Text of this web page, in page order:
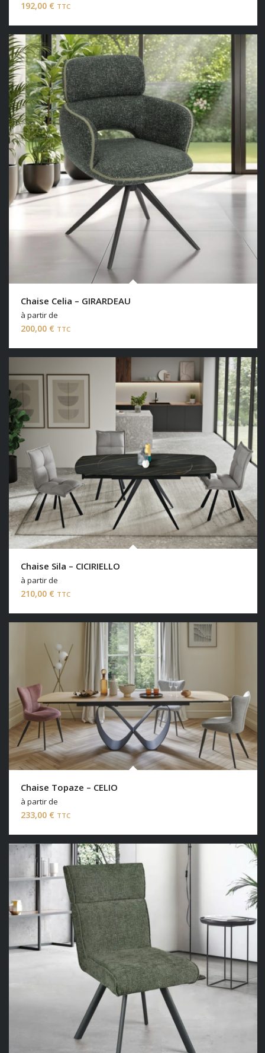
192,00 € TTC
Chaise Celia – GIRARDEAU
à partir de
200,00 € TTC
Chaise Sila – CICIRIELLO
à partir de
210,00 € TTC
Chaise Topaze – CELIO
à partir de
233,00 € TTC